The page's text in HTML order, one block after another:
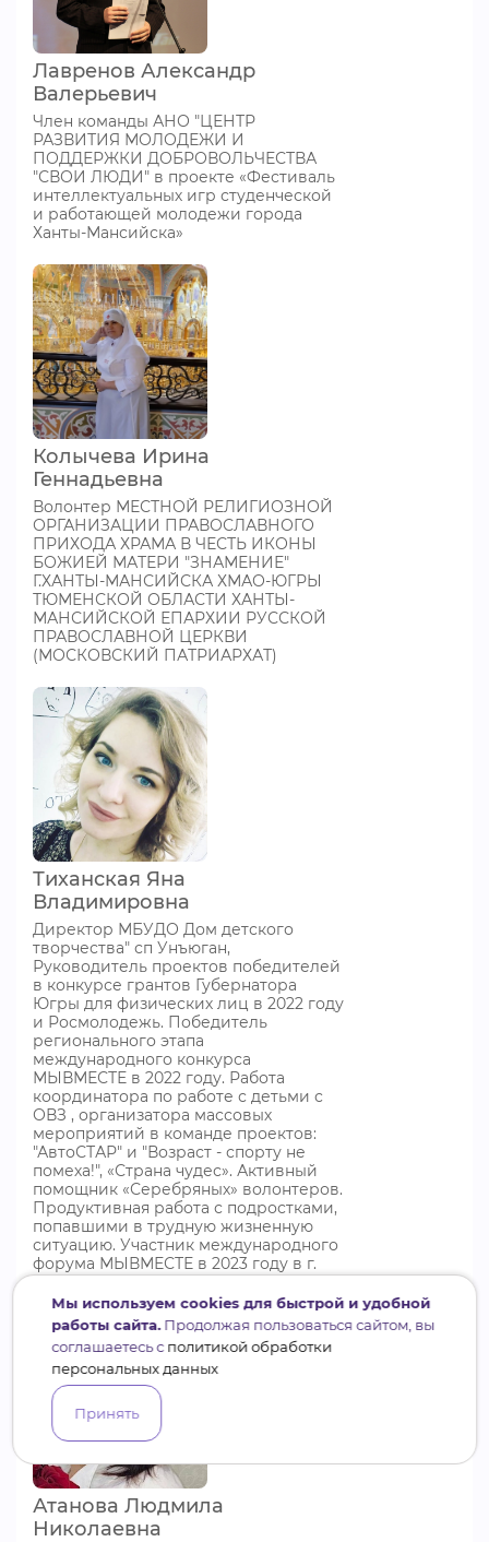
Лавренов Александр
Валерьевич
Член команды АНО "ЦЕНТР
РАЗВИТИЯ МОЛОДЕЖИ И
ПОДДЕРЖКИ ДОБРОВОЛЬЧЕСТВА
"СВОИ ЛЮДИ" в проекте «Фестиваль
интеллектуальных игр студенческой
и работающей молодежи города
Ханты-Мансийска»
Колычева Ирина
Геннадьевна
Волонтер МЕСТНОЙ РЕЛИГИОЗНОЙ
ОРГАНИЗАЦИИ ПРАВОСЛАВНОГО
ПРИХОДА ХРАМА В ЧЕСТЬ ИКОНЫ
БОЖИЕЙ МАТЕРИ "ЗНАМЕНИЕ"
Г.ХАНТЫ-МАНСИЙСКА ХМАО-ЮГРЫ
ТЮМЕНСКОЙ ОБЛАСТИ ХАНТЫ-
МАНСИЙСКОЙ ЕПАРХИИ РУССКОЙ
ПРАВОСЛАВНОЙ ЦЕРКВИ
(МОСКОВСКИЙ ПАТРИАРХАТ)
Тиханская Яна
Владимировна
Директор МБУДО Дом детского
творчества" сп Унъюган,
Руководитель проектов победителей
в конкурсе грантов Губернатора
Югры для физических лиц в 2022 году
и Росмолодежь. Победитель
регионального этапа
международного конкурса
МЫВМЕСТЕ в 2022 году. Работа
координатора по работе с детьми с
ОВЗ , организатора массовых
мероприятий в команде проектов:
"АвтоСТАР" и "Возраст - спорту не
помеха!", «Страна чудес». Активный
помощник «Серебряных» волонтеров.
Продуктивная работа с подростками,
попавшими в трудную жизненную
ситуацию. Участник международного
форума МЫВМЕСТЕ в 2023 году в г.
Москве
Атанова Людмила
Николаевна
Мы используем cookies для быстрой и удобной
работы сайта.Продолжая пользоваться сайтом, вы
соглашаетесь сполитикой обработки
персональных данных
Принять